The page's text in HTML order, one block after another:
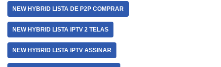
NEW HYBRID LISTA DE P2P COMPRAR
NEW HYBRID LISTA IPTV 2 TELAS
NEW HYBRID LISTA IPTV ASSINAR